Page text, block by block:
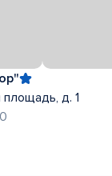
площадь, д. 1